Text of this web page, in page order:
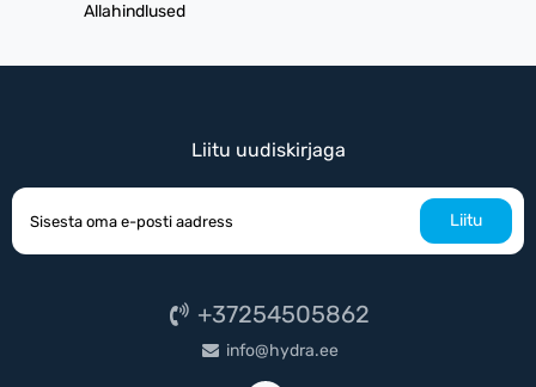
Allahindlused
Liitu uudiskirjaga
Liitu
+37254505862
info@hydra.ee